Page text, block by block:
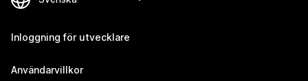
Inloggning för utvecklare
Användarvillkor